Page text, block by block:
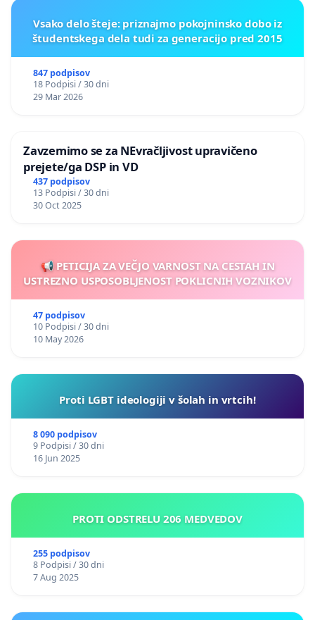
Vsako delo šteje: priznajmo pokojninsko dobo iz
študentskega dela tudi za generacijo pred 2015
847 podpisov
18 Podpisi / 30 dni
29 Mar 2026
Zavzemimo se za NEvračljivost upravičeno
prejete/ga DSP in VD
437 podpisov
13 Podpisi / 30 dni
30 Oct 2025
📢 PETICIJA ZA VEČJO VARNOST NA CESTAH IN
USTREZNO USPOSOBLJENOST POKLICNIH VOZNIKOV
47 podpisov
10 Podpisi / 30 dni
10 May 2026
Proti LGBT ideologiji v šolah in vrtcih!
8 090 podpisov
9 Podpisi / 30 dni
16 Jun 2025
PROTI ODSTRELU 206 MEDVEDOV
255 podpisov
8 Podpisi / 30 dni
7 Aug 2025